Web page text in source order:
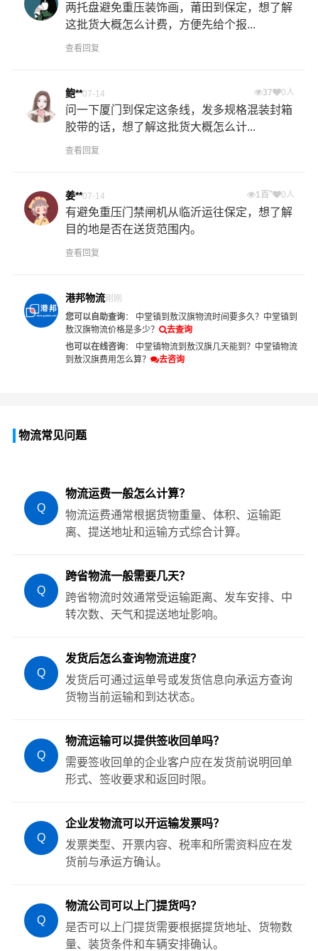
两托盘避免重压装饰画，莆田到保定，想了解
这批货大概怎么计费，方便先给个报...
查看回复
鲍**07-14 37 0人
问一下厦门到保定这条线，发多规格混装封箱
胶带的话，想了解这批货大概怎么计...
查看回复
姜**07-14 1百+ 0人
有避免重压门禁闸机从临沂运往保定，想了解
目的地是否在送货范围内。
查看回复
港邦物流刚刚
您可以自助查询： 中堂镇到敖汉旗物流时间要多久？ 中堂镇到
敖汉旗物流价格是多少？
去查询
也可以在线咨询： 中堂镇物流到敖汉旗几天能到？ 中堂镇物流
到敖汉旗费用怎么算？
去咨询
物流常见问题
Q
物流运费一般怎么计算？
物流运费通常根据货物重量、体积、运输距
离、提送地址和运输方式综合计算。
Q
跨省物流一般需要几天？
跨省物流时效通常受运输距离、发车安排、中
转次数、天气和提送地址影响。
Q
发货后怎么查询物流进度？
发货后可通过运单号或发货信息向承运方查询
货物当前运输和到达状态。
Q
物流运输可以提供签收回单吗？
需要签收回单的企业客户应在发货前说明回单
形式、签收要求和返回时限。
Q
企业发物流可以开运输发票吗？
发票类型、开票内容、税率和所需资料应在发
货前与承运方确认。
Q
物流公司可以上门提货吗？
是否可以上门提货需要根据提货地址、货物数
量、装货条件和车辆安排确认。